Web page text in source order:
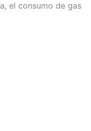
el consumo de gas